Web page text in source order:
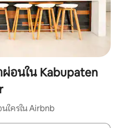
อนใน Kabupaten
ใครใน Airbnb